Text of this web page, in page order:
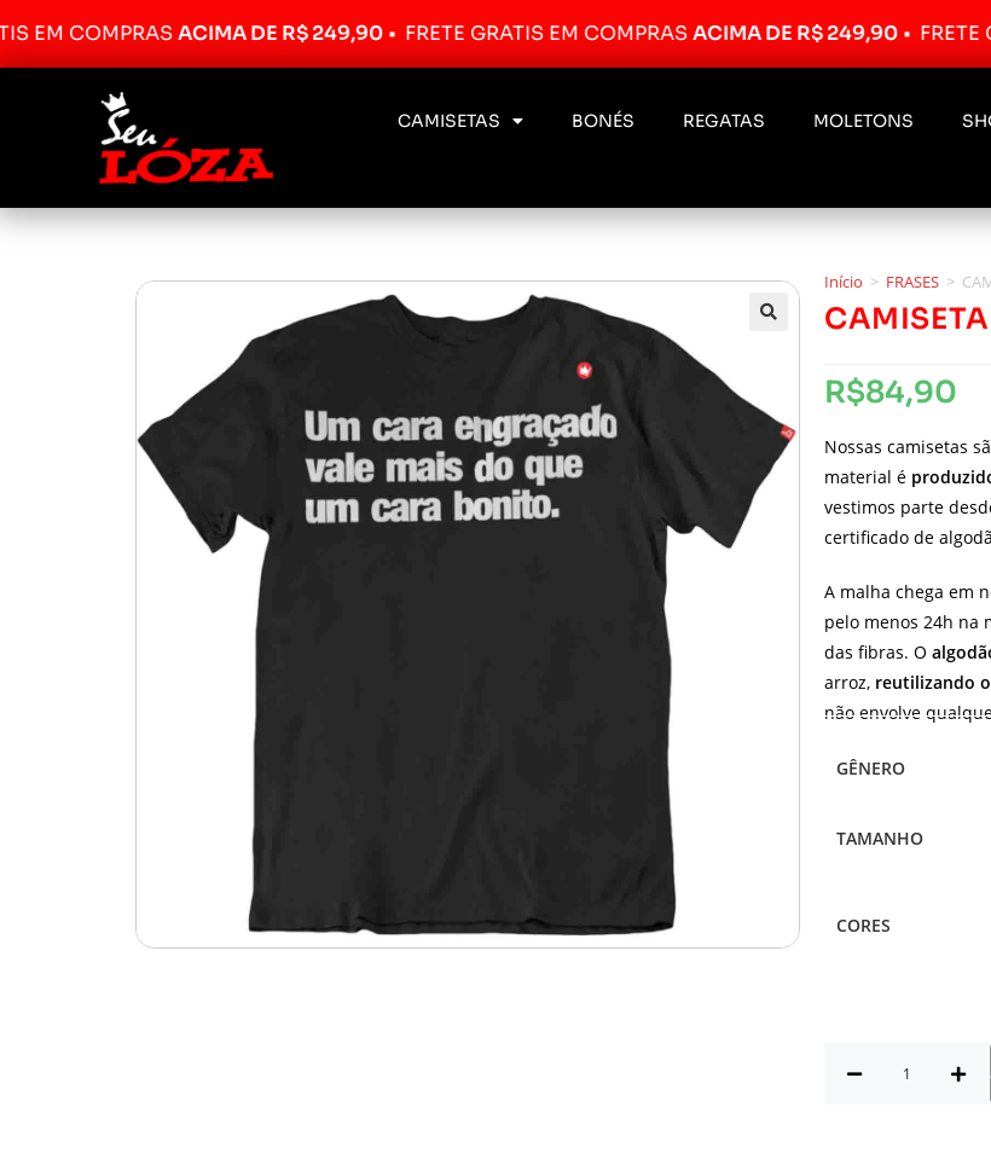
ACIMA DE R$ 249,90• FRETE GRÁTIS EM COMPRASACIMA DE R$ 249,90• FRETE GRÁTIS
CAMISETAS BONÉS REGATAS MOLETONS
Início > FRASES >
R$84,90
Nossas camisetas
material é
vestimos parte
certificado de
A malha chega em
pelo menos 24h na
das fibras. O
arroz, reutilizando
não envolve
GÊNERO
TAMANHO
CORES